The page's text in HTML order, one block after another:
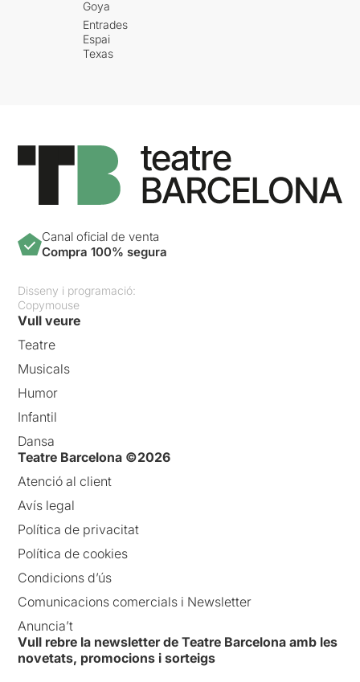
Goya
Entrades
Espai
Texas
Canal oficial de venta
Compra 100% segura
Disseny i programació:
Copymouse
Vull veure
Teatre
Musicals
Humor
Infantil
Dansa
Teatre Barcelona ©2026
Atenció al client
Avís legal
Política de privacitat
Política de cookies
Condicions d’ús
Comunicacions comercials i Newsletter
Anuncia’t
Vull rebre la newsletter de Teatre Barcelona amb les
novetats, promocions i sorteigs